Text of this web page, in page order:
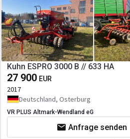
Kuhn ESPRO 3000 B // 633 HA
27 900 EUR
2017
Deutschland, Osterburg
VR PLUS Altmark-Wendland eG
Anfrage senden